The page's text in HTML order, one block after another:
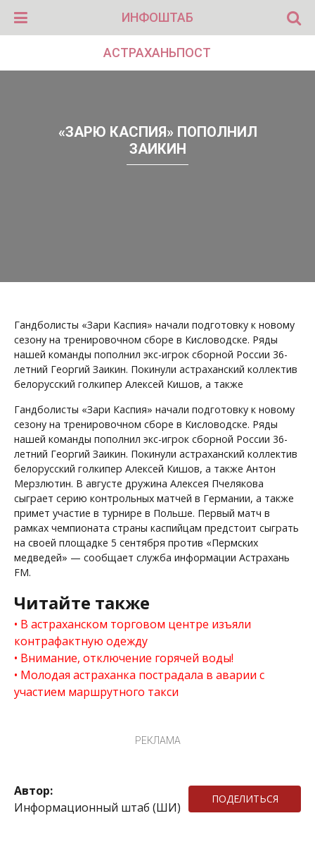
ИНФОШТАБ
АСТРАХАНЬПОСТ
«ЗАРЮ КАСПИЯ» ПОПОЛНИЛ
ЗАИКИН
Гандболисты «Зари Каспия» начали подготовку к новому
сезону на тренировочном сборе в Кисловодске. Ряды
нашей команды пополнил экс-игрок сборной России 36-
летний Георгий Заикин. Покинули астраханский коллектив
белорусский голкипер Алексей Кишов, а также
Гандболисты «Зари Каспия» начали подготовку к новому
сезону на тренировочном сборе в Кисловодске. Ряды
нашей команды пополнил экс-игрок сборной России 36-
летний Георгий Заикин. Покинули астраханский коллектив
белорусский голкипер Алексей Кишов, а также Антон
Мерзлютин. В августе дружина Алексея Пчелякова
сыграет серию контрольных матчей в Германии, а также
примет участие в турнире в Польше. Первый матч в
рамках чемпионата страны каспийцам предстоит сыграть
на своей площадке 5 сентября против «Пермских
медведей» — сообщает служба информации Астрахань
FM.
Читайте также
В астраханском торговом центре изъяли
контрафактную одежду
Внимание, отключение горячей воды!
Молодая астраханка пострадала в аварии с
участием маршрутного такси
РЕКЛАМА
Автор:
Информационный штаб (ШИ)
ПОДЕЛИТЬСЯ